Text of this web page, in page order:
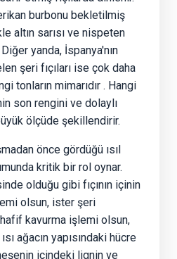
burbonu bekletilmiş
altın sarısı ve nispeten
Diğer yanda, İspanya'nın
şeri fıçıları ise çok daha
tonların mimarıdır . Hangi
son rengini ve dolaylı
ölçüde şekillendirir.
önce gördüğü ısıl
kritik bir rol oynar.
olduğu gibi fıçının içinin
olsun, ister şeri
hafif kavurma işlemi olsun,
ağacın yapısındaki hücre
içindeki lignin ve